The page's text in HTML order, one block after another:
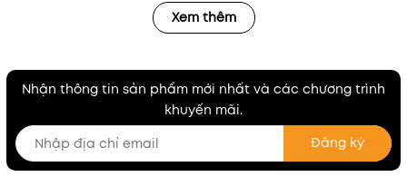
Xem thêm
Nhận thông tin sản phẩm mới nhất và các chương trình
khuyến mãi.
Đăng ký